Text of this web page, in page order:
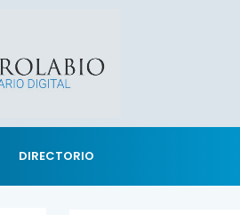
DIRECTORIO